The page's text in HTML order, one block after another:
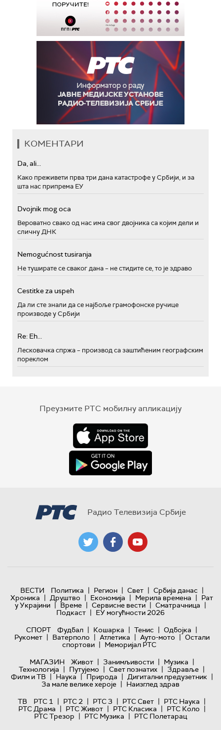
КОМЕНТАРИ
Da, ali...
Како преживети прва три дана катастрофе у Србији, и за
шта нас припрема ЕУ
Dvojnik mog oca
Вероватно свако од нас има свог двојника са којим дели и
сличну ДНК
Nemogućnost tusiranja
Не туширате се сваког дана – не стидите се, то је здраво
Cestitke za uspeh
Да ли сте знали да се најбоље грамофонске ручице
производе у Србији
Re: Eh...
Лесковачка спржа – производ са заштићеним географским
пореклом
Преузмите РТС мобилну апликацију
Радио Телевизија Србије
ВЕСТИ Политика | Регион | Свет | Србија данас |
Хроника | Друштво | Економија | Мерила времена | Рат
у Украјини | Време | Сервисне вести | Сматрачница |
Подкаст | ЕУ могућности 2026
СПОРТ
Фудбал | Кошарка | Тенис | Одбојка |
Рукомет | Ватерполо | Атлетика | Ауто-мото | Остали
спортови | Меморијал РТС
МАГАЗИН
Живот | Занимљивости | Музика |
Технологијa | Путујемо | Свет познатих | Здравље |
Филм и ТВ | Наука | Природа | Дигитални предузетник |
За мале велике хероје | Наизглед здрав
ТВ
РТС 1 | РТС 2 | РТС 3 | РТС Свет | РТС Наука |
РТС Драма | РТС Живот | РТС Класика | РТС Коло |
РТС Трезор | РТС Музика | РТС Полетарац